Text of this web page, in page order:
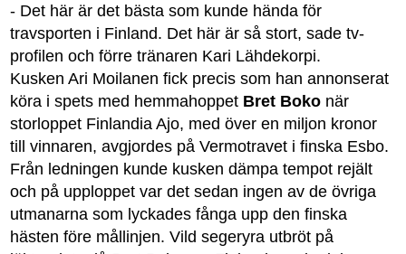
- Det här är det bästa som kunde hända för
travsporten i Finland. Det här är så stort, sade tv-
profilen och förre tränaren Kari Lähdekorpi.
Kusken Ari Moilanen fick precis som han annonserat
köra i spets med hemmahoppet Bret Boko när
storloppet Finlandia Ajo, med över en miljon kronor
till vinnaren, avgjordes på Vermotravet i finska Esbo.
Från ledningen kunde kusken dämpa tempot rejält
och på upploppet var det sedan ingen av de övriga
utmanarna som lyckades fånga upp den finska
hästen före mållinjen. Vild segeryra utbröt på